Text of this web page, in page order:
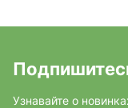
Узнавайте о